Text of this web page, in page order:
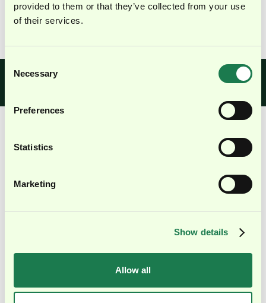
provided to them or that they’ve collected from your use
of their services.
Consent
Selection
Necessary
Preferences
Statistics
Marketing
Show details
Allow all
Mehr anzeigen ↓
Du willst Teil unseres Teams werden?
Karriere bei
...und das Gyroskop?
hinter unserer Bildmarke
Je schneller das Gyroskop sich dreht, desto stabiler
stabilisieren Unternehmen, ohne ihnen die
Geschwindigkeit zu nehmen, die sie zum Wachsen
Finanzielle Klarheit verstehen wir als Voraussetzung für